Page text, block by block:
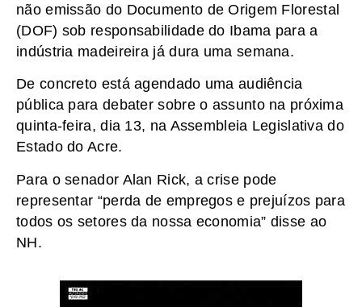
não emissão do Documento de Origem Florestal
(DOF) sob responsabilidade do Ibama para a
indústria madeireira já dura uma semana.
De concreto está agendado uma audiência
pública para debater sobre o assunto na próxima
quinta-feira, dia 13, na Assembleia Legislativa do
Estado do Acre.
Para o senador Alan Rick, a crise pode
representar “perda de empregos e prejuízos para
todos os setores da nossa economia” disse ao
NH.